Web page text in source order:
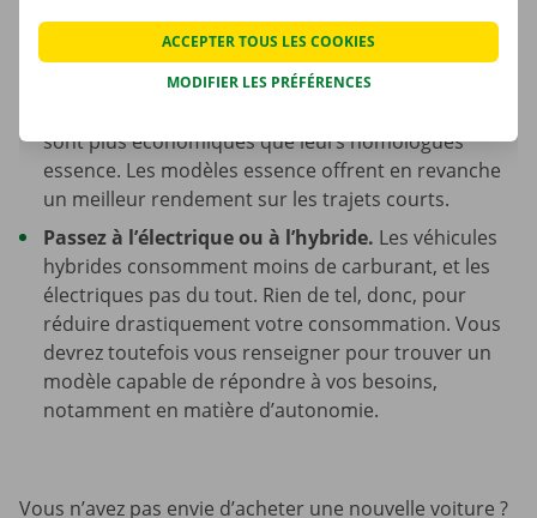
Depuis 2017, les véhicules sont soumis à la norme
WLTP, qui est plus précise.
Diesel ou essence ?Sur les longues distances
sont plus économiques que leurs homologues
essence. Les modèles essence offrent en revanche
un meilleur rendement sur les trajets courts.
Passez à l’électrique ou à l’hybride. Les véhicules
hybrides consomment moins de carburant, et les
électriques pas du tout. Rien de tel, donc, pour
réduire drastiquement votre consommation. Vous
devrez toutefois vous renseigner pour trouver un
modèle capable de répondre à vos besoins,
notamment en matière d’autonomie.
Vous n’avez pas envie d’acheter une nouvelle voiture ?
MODIFIER LES PRÉFÉRENCES
ACCEPTER TOUS LES COOKIES